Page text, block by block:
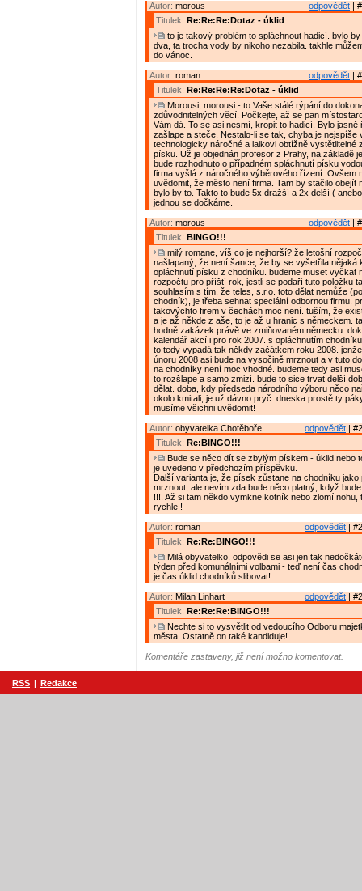
odpovědět |
Autor: morous
Titulek: Re:Re:Re:Dotaz - úklid
to je takový problém to spláchnout hadicí. bylo
dva, ta trocha vody by nikoho nezabila. takhle
do vánoc.
odpovědět |
Autor: roman
Titulek: Re:Re:Re:Re:Dotaz - úklid
Morousi, morousi - to Vaše stálé rýpání do
zdůvodnitelných věcí. Počkejte, až se pan
Vám dá. To se asi nesmí, kropit to hadicí. Bylo
zašlape a steče. Nestalo-li se tak, chyba je nejspíše
technologicky náročné a laikovi obtížně vystětlitelné
písku. Už je objednán profesor z Prahy, na základě
bude rozhodnuto o případném spláchnutí písku
firma vyšlá z náročného výběrového řízení. Ovšem
uvědomit, že město není firma. Tam by stačilo obejít
bylo by to. Takto to bude 5x dražší a 2x delší (
jednou se dočkáme.
odpovědět |
Autor: morous
Titulek: BINGO!!!
milý romane, víš co je nejhorší? že letošní
našlapaný, že není šance, že by se vyšetřila nějaká
opláchnutí písku z chodníku. budeme muset vyčkat
rozpočtu pro příští rok, jestli se podaří tuto položku
souhlasím s tím, že teles, s.r.o. toto dělat nemůže
chodník), je třeba sehnat speciální odbornou firmu.
takovýchto firem v čechách moc není. tuším, že
a je až někde z aše, to je až u hranic s německem.
hodně zakázek právě ve zmiňovaném německu.
kalendář akcí i pro rok 2007. s opláchnutím
to tedy vypadá tak někdy začátkem roku 2008.
únoru 2008 asi bude na vysočině mrznout a v tuto
na chodníky není moc vhodné. budeme tedy asi
to rozšlape a samo zmizí. bude to sice trvat delší
dělat. doba, kdy předseda národního výboru něco
okolo kmitali, je už dávno pryč. dneska prostě ty
musíme všichni uvědomit!
odpovědět |
Autor: obyvatelka Chotěboře
Titulek: Re:BINGO!!!
Bude se něco dít se zbylým pískem - úklid nebo
je uvedeno v předchozím příspěvku.
Další varianta je, že písek zůstane na chodníku jako
mrznout, ale nevím zda bude něco platný, když
!!!. Až si tam někdo vymkne kotník nebo zlomí nohu,
rychle !
odpovědět |
Autor: roman
Titulek: Re:Re:BINGO!!!
Milá obyvatelko, odpovědi se asi jen tak
týden před komunálními volbami - teď není čas
je čas úklid chodníků slibovat!
odpovědět |
Autor: Milan Linhart
Titulek: Re:Re:Re:BINGO!!!
Nechte si to vysvětlit od vedoucího Odboru
města. Ostatně on také kandiduje!
Komentáře zastaveny, již není možno komentovat.
RSS | Redakce